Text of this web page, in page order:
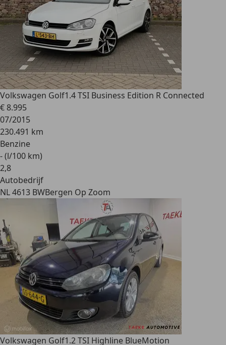
Volkswagen Golf1.4 TSI Business Edition R Connected
€ 8.995
07/2015
230.491 km
Benzine
- (l/100 km)
2,8
Autobedrijf
NL 4613 BWBergen Op Zoom
Volkswagen Golf1.2 TSI Highline BlueMotion